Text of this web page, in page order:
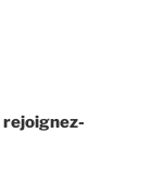
rejoignez-